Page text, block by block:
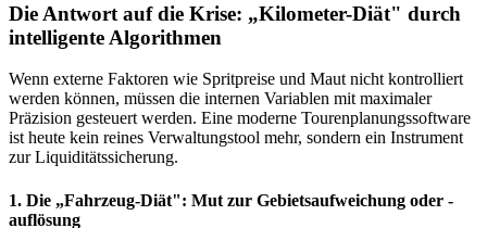
Die Antwort auf die Krise: „Kilometer-Diät" durch
intelligente Algorithmen
Wenn externe Faktoren wie Spritpreise und Maut nicht kontrolliert
werden können, müssen die internen Variablen mit maximaler
Präzision gesteuert werden. Eine moderne Tourenplanungssoftware
ist heute kein reines Verwaltungstool mehr, sondern ein Instrument
zur Liquiditätssicherung.
1. Die „Fahrzeug-Diät": Mut zur Gebietsaufweichung oder -
auflösung